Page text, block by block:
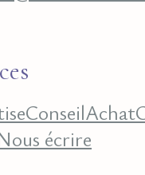
ConseilAchat
écrire